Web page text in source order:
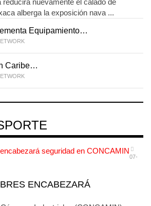
nuevamente el calado de
alberga la exposición nava ...
Equipamiento…
Caribe…
07-
ENCABEZARÁ